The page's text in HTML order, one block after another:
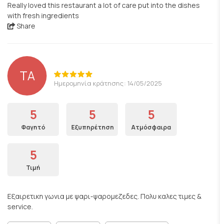
Really loved this restaurant a lot of care put into the dishes
with fresh ingredients
Share
TA Ημερομηνία κράτησης: 14/05/2025
5
Φαγητό
5
Εξυπηρέτηση
5
Ατμόσφαιρα
5
Τιμή
Εξαιρετικη γωνια με ψαρι-ψαρομεζεδες. Πολυ καλες τιμες &
service.